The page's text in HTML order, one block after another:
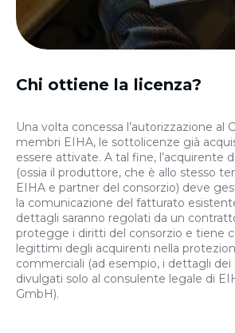
Chi ottiene la licenza?
Una volta concessa l’autorizzazione al
membri EIHA, le sottolicenze già
essere attivate. A tal fine, l’acquirente
(ossia il produttore, che è allo stesso
EIHA e partner del consorzio) deve
la comunicazione del fatturato
dettagli saranno regolati da un
protegge i diritti del consorzio e tiene
legittimi degli acquirenti nella
commerciali (ad esempio, i dettagli dei
divulgati solo al consulente legale di
GmbH).